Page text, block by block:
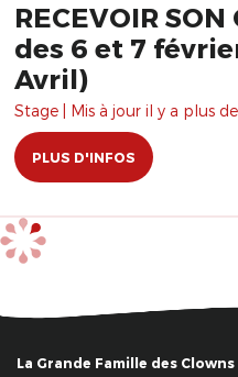
RECEVOIR
des 6 et 7
Avril)
Stage | Mis à jour il y a plus de
PLUS D'INFOS
La Grande Famille des Clowns